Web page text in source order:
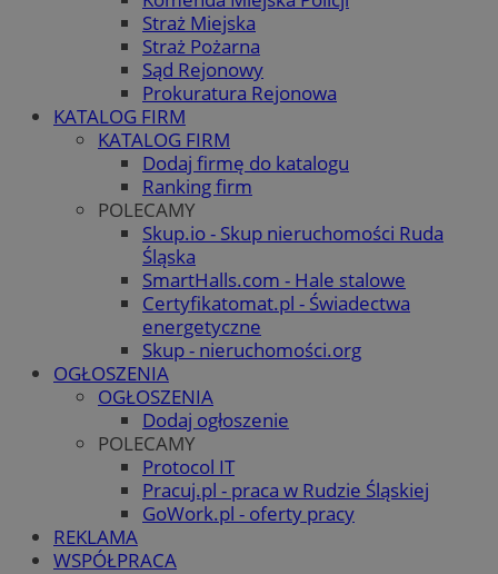
Straż Miejska
Straż Pożarna
Sąd Rejonowy
Prokuratura Rejonowa
KATALOG FIRM
KATALOG FIRM
Dodaj firmę do katalogu
Ranking firm
POLECAMY
Skup.io - Skup nieruchomości Ruda
Śląska
SmartHalls.com - Hale stalowe
Certyfikatomat.pl - Świadectwa
energetyczne
Skup - nieruchomości.org
OGŁOSZENIA
OGŁOSZENIA
Dodaj ogłoszenie
POLECAMY
Protocol IT
Pracuj.pl - praca w Rudzie Śląskiej
GoWork.pl - oferty pracy
REKLAMA
WSPÓŁPRACA